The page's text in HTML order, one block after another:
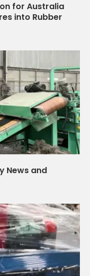
for Australia
into Rubber
News and